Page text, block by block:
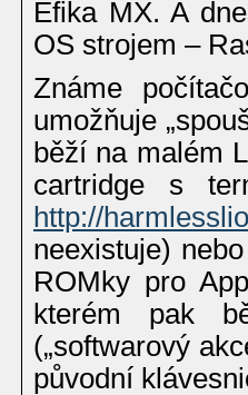
Efika MX. A
OS strojem –
Známe
umožňuje
běží na malém
cartridge s
http://
neexistuje)
ROMky pro
kterém pak
(„softwarový
původní